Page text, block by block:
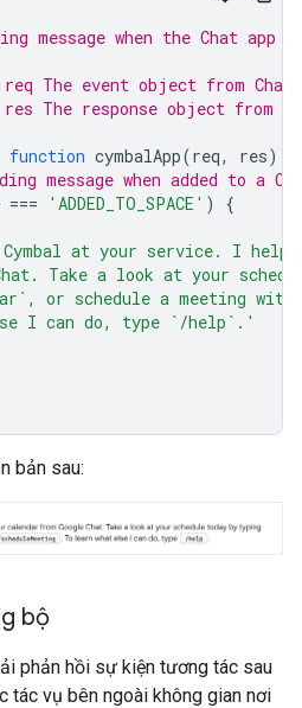
message when the Chat app
req The event object from Chat
The response object from
function cymbalApp(req, res)
message when added to a
=== 'ADDED_TO_SPACE' )
{
at your service. I help
Take a look at your
or schedule a meeting
I can do, type `/help`.'
bản sau:
bộ
phản hồi sự kiện tương tác sau
tác vụ bên ngoài không gian nơi